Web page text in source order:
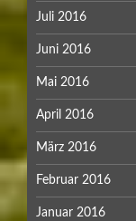
Juli 2016
Juni 2016
Mai 2016
April 2016
März 2016
Februar 2016
Januar 2016